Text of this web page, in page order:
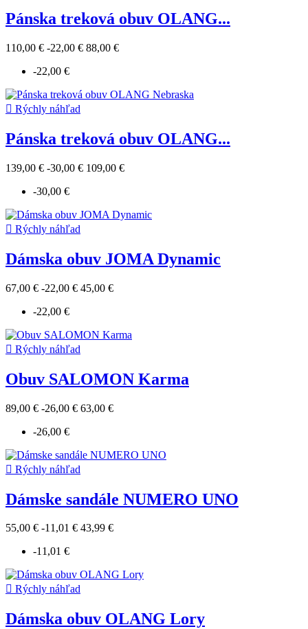
Pánska treková obuv OLANG...
110,00 € -22,00 € 88,00 €
-22,00 €
 Rýchly náhľad
Pánska treková obuv OLANG...
139,00 € -30,00 € 109,00 €
-30,00 €
 Rýchly náhľad
Dámska obuv JOMA Dynamic
67,00 € -22,00 € 45,00 €
-22,00 €
 Rýchly náhľad
Obuv SALOMON Karma
89,00 € -26,00 € 63,00 €
-26,00 €
 Rýchly náhľad
Dámske sandále NUMERO UNO
55,00 € -11,01 € 43,99 €
-11,01 €
 Rýchly náhľad
Dámska obuv OLANG Lory